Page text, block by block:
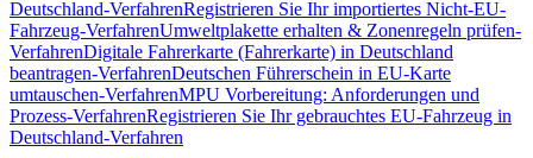
Deutschland-VerfahrenRegistrieren Sie Ihr importiertes Nicht-EU-
Fahrzeug-VerfahrenUmweltplakette erhalten & Zonenregeln prüfen-
VerfahrenDigitale Fahrerkarte (Fahrerkarte) in Deutschland
beantragen-VerfahrenDeutschen Führerschein in EU-Karte
umtauschen-VerfahrenMPU Vorbereitung: Anforderungen und
Prozess-VerfahrenRegistrieren Sie Ihr gebrauchtes EU-Fahrzeug in
Deutschland-Verfahren